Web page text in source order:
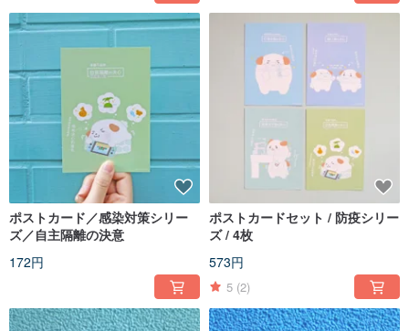
ポストカード／感染対策シリー
ズ／自主隔離の決意
172円
ポストカードセット / 防疫シリー
ズ / 4枚
573円
5 (2)